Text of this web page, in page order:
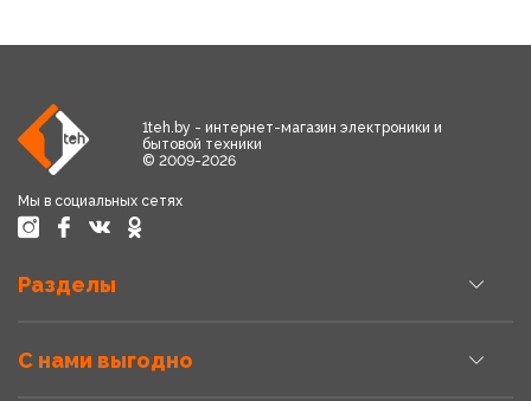
1teh.by - интернет-магазин электроники и
бытовой техники
© 2009-2026
Мы в социальных сетях
Разделы
С нами выгодно